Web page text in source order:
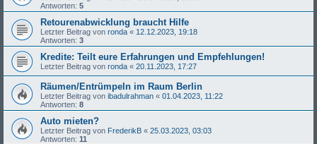
Antworten: 5
Retourenabwicklung braucht Hilfe
Letzter Beitrag von ronda « 12.12.2023, 19:18
Antworten: 3
Kredite: Teilt eure Erfahrungen und Empfehlungen!
Letzter Beitrag von ronda « 20.11.2023, 17:27
Räumen/Entrümpeln im Raum Berlin
Letzter Beitrag von ibadulrahman « 01.04.2023, 11:22
Antworten: 8
Auto mieten?
Letzter Beitrag von FrederikB « 25.03.2023, 03:03
Antworten: 11